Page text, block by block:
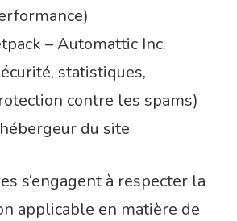
– Automattic Inc.
statistiques,
contre les spams)
du site
s’engagent à respecter la
applicable en matière de